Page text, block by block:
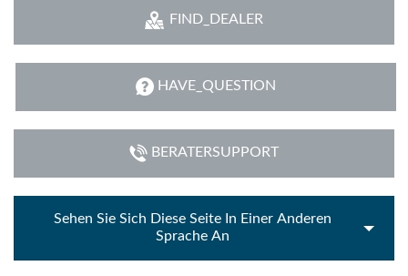
FIND_DEALER
HAVE_QUESTION
BERATERSUPPORT
Sehen Sie Sich Diese Seite In Einer Anderen
Sprache An